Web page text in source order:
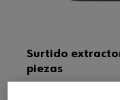
Surtido
piezas